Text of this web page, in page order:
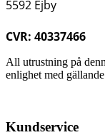
5592 Ejby
CVR: 40337466
All utrustning på
enlighet med
Kundservice